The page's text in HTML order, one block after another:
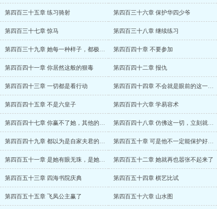
第四百三十五章 练习骑射 第四百三十六章 保护华四少爷
第四百三十七章 惊马 第四百三十八章 继续练习
第四百三十九章 她每一种样子，都极好看 第四百四十章 不要参加
第四百四十一章 你居然这般的狠毒 第四百四十二章 报仇
第四百四十三章 一切都是看行动 第四百四十四章 不会就是眼前的这一位吧？
第四百四十五章 不是六皇子 第四百四十六章 学易容术
第四百四十七章 你赢不了她，其他的人可以 第四百四十八章 仿佛这一切，立刻就会成真
第四百四十九章 都以为是自家夫君的私生子 第四百五十章 可是他不一定能保护好女儿
第四百五十一章 是她有眼无珠，是她识人不 第四百五十二章 她就再也嚣张不起来了
第四百五十三章 四海书院庆典 第四百五十四章 棋艺比试
第四百五十五章 飞凤公主赢了 第四百五十六章 山水图